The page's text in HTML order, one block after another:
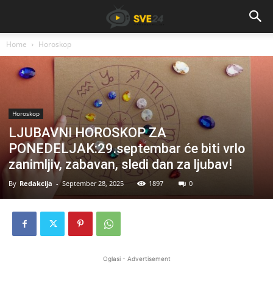
Home Horoskop
Horoskop
LJUBAVNI HOROSKOP ZA
PONEDELJAK:29.septembar će biti vrlo
zanimljiv, zabavan, sledi dan za ljubav!
By Redakcija - September 28, 2025 1897 0
Oglasi - Advertisement